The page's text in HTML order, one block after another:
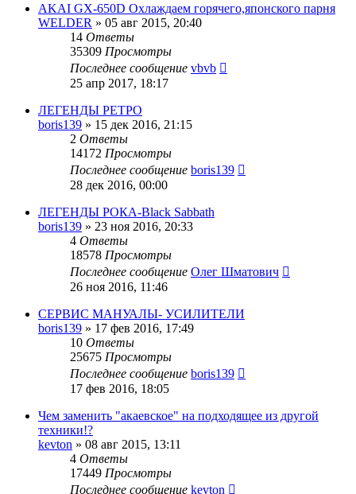
AKAI GX-650D Охлаждаем горячего,японского парня
WELDER » 05 авг 2015, 20:40
14 Ответы
35309 Просмотры
Последнее сообщение vbvb
25 апр 2017, 18:17
ЛЕГЕНДЫ РЕТРО
boris139 » 15 дек 2016, 21:15
2 Ответы
14172 Просмотры
Последнее сообщение boris139
28 дек 2016, 00:00
ЛЕГЕНДЫ РОКА-Black Sabbath
boris139 » 23 ноя 2016, 20:33
4 Ответы
18578 Просмотры
Последнее сообщение Олег Шматович
26 ноя 2016, 11:46
CЕРВИС МАНУАЛЫ- УСИЛИТЕЛИ
boris139 » 17 фев 2016, 17:49
10 Ответы
25675 Просмотры
Последнее сообщение boris139
17 фев 2016, 18:05
Чем заменить "акаевское" на подходящее из другой
техники!?
kevton » 08 авг 2015, 13:11
4 Ответы
17449 Просмотры
Последнее сообщение kevton